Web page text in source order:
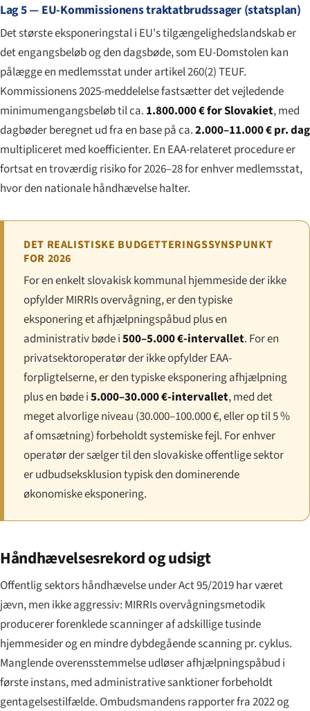
Lag 5 — EU-Kommissionens traktatbrudssager (statsplan)
Det største eksponeringstal i EU's tilgængelighedslandskab er
det engangsbeløb og den dagsbøde, som EU-Domstolen kan
pålægge en medlemsstat under artikel 260(2) TEUF.
Kommissionens 2025-meddelelse fastsætter det vejledende
minimumengangsbeløb til ca. 1.800.000 € for Slovakiet, med
dagbøder beregnet ud fra en base på ca.2.000–11.000 € pr. dag
multipliceret med koefficienter. En EAA-relateret procedure er
fortsat en troværdig risiko for 2026–28 for enhver medlemsstat,
hvor den nationale håndhævelse halter.
DET REALISTISKE BUDGETTERINGSSYNSPUNKT
FOR 2026
For en enkelt slovakisk kommunal hjemmeside der ikke
opfylder MIRRIs overvågning, er den typiske
eksponering et afhjælpningspåbud plus en
administrativ bøde i500–5.000 €-intervallet. For en
privatsektoroperatør der ikke opfylder EAA-
forpligtelserne, er den typiske eksponering afhjælpning
plus en bøde i5.000–30.000 €-intervallet, med det
meget alvorlige niveau (30.000–100.000 €, eller op til 5 %
af omsætning) forbeholdt systemiske fejl. For enhver
operatør der sælger til den slovakiske offentlige sektor
er udbudseksklusion typisk den dominerende
økonomiske eksponering.
Håndhævelsesrekord og udsigt
Offentlig sektors håndhævelse under Act 95/2019 har været
jævn, men ikke aggressiv: MIRRIs overvågningsmetodik
producerer forenklede scanninger af adskillige tusinde
hjemmesider og en mindre dybdegående scanning pr. cyklus.
Manglende overensstemmelse udløser afhjælpningspåbud i
første instans, med administrative sanktioner forbeholdt
gentagelsestilfælde. Ombudsmandens rapporter fra 2022 og